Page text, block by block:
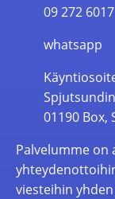
09 272 6017
whatsapp
01190 Box,
Palvelumme on
viesteihin